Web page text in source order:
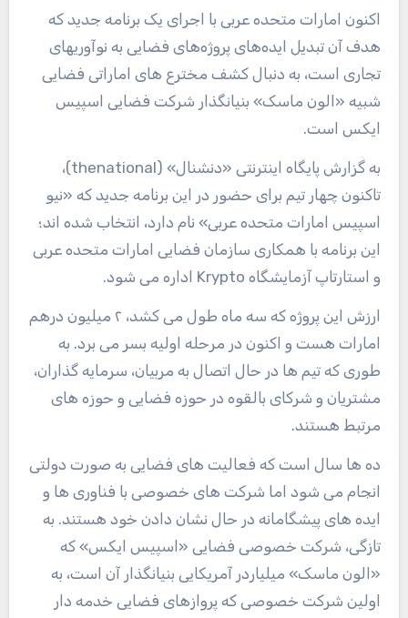
اکنون امارات متحده عربی با اجرای یک برنامه جدید که
هدف آن تبدیل ایده‌های پروژه‌های فضایی به نوآوریهای
تجاری است، به دنبال کشف مخترع های اماراتی فضایی
شبیه «الون ماسک» بنیانگذار شرکت فضایی اسپیس
ایکس است.
به گزارش پایگاه اینترنتی «دنشنال» (thenational)،
تاکنون چهار تیم برای حضور در این برنامه جدید که «نیو
اسپیس امارات متحده عربی» نام دارد، انتخاب شده اند؛
این برنامه با همکاری سازمان فضایی امارات متحده عربی
و استارتاپ آزمایشگاه Krypto اداره می شود.
ارزش این پروژه که سه ماه طول می کشد، ۲ میلیون درهم
امارات هست و اکنون در مرحله اولیه بسر می برد. به
طوری که تیم ها در حال اتصال به مربیان، سرمایه گذاران،
مشتریان و شرکای بالقوه در حوزه فضایی و حوزه های
مرتبط هستند.
ده ها سال است که فعالیت های فضایی به صورت دولتی
انجام می شود اما شرکت های خصوصی با فناوری ها و
ایده های پیشگامانه در حال نشان دادن خود هستند. به
تازگی، شرکت خصوصی فضایی «اسپیس ایکس» که
«الون ماسک» میلیاردر آمریکایی بنیانگذار آن است، به
اولین شرکت خصوصی که پروازهای فضایی خدمه دار